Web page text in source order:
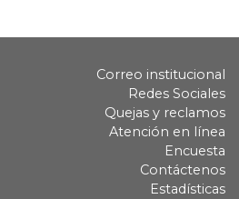
Correo institucional
Redes Sociales
Quejas y reclamos
Atención en línea
Encuesta
Contáctenos
Estadísticas